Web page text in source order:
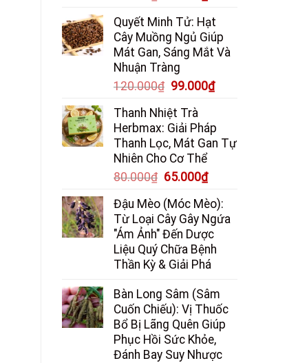
là:
85.000₫.
tại
là:
65.000₫.
Quyết Minh Tử: Hạt
Cây Muồng Ngủ Giúp
Mát Gan, Sáng Mắt Và
Nhuận Tràng
120.000₫ Giá
là:
120.000₫.
99.000₫Giá
là:
99.000₫.
Thanh Nhiệt Trà
Herbmax: Giải Pháp
Thanh Lọc, Mát Gan Tự
Nhiên Cho Cơ Thể
80.000₫ Giá
là:
80.000₫.
65.000₫Giá
tại
là:
65.000₫.
Đậu Mèo (Móc Mèo):
Từ Loại Cây Gây Ngứa
"Ám Ảnh" Đến Dược
Liệu Quý Chữa Bệnh
Thần Kỳ & Giải Phá
Bàn Long Sâm (Sâm
Cuốn Chiếu): Vị Thuốc
Bổ Bị Lãng Quên Giúp
Phục Hồi Sức Khỏe,
Đánh Bay Suy Nhược